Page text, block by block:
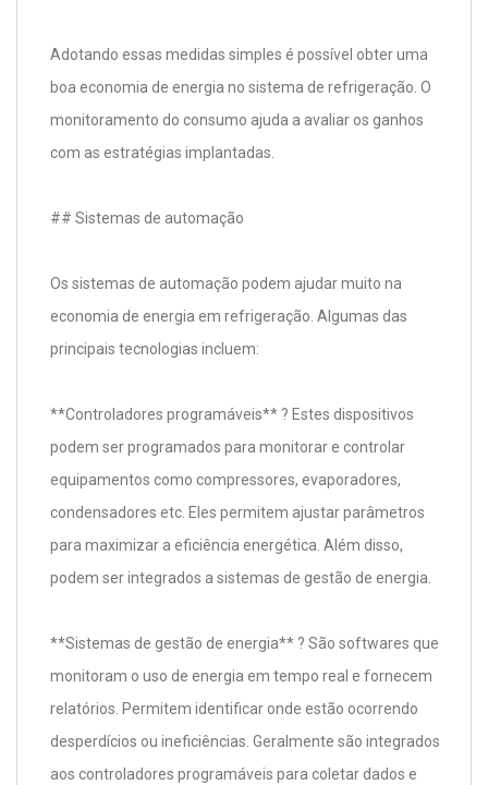
Adotando essas medidas simples é possível obter uma
boa economia de energia no sistema de refrigeração. O
monitoramento do consumo ajuda a avaliar os ganhos
com as estratégias implantadas.
## Sistemas de automação
Os sistemas de automação podem ajudar muito na
economia de energia em refrigeração. Algumas das
principais tecnologias incluem:
**Controladores programáveis** ? Estes dispositivos
podem ser programados para monitorar e controlar
equipamentos como compressores, evaporadores,
condensadores etc. Eles permitem ajustar parâmetros
para maximizar a eficiência energética. Além disso,
podem ser integrados a sistemas de gestão de energia.
**Sistemas de gestão de energia** ? São softwares que
monitoram o uso de energia em tempo real e fornecem
relatórios. Permitem identificar onde estão ocorrendo
desperdícios ou ineficiências. Geralmente são integrados
aos controladores programáveis para coletar dados e